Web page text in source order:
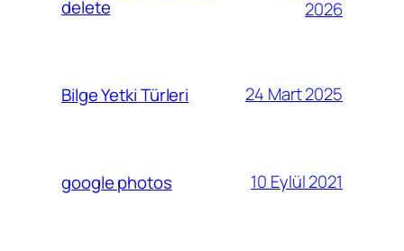
delete
2026
Bilge Yetki Türleri 24 Mart 2025
google photos 10 Eylül 2021